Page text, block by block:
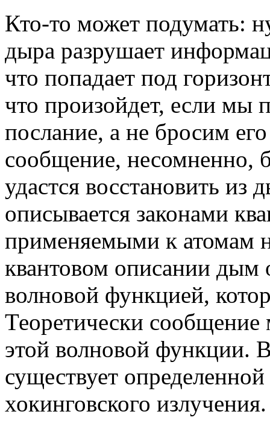
Кто-то может подумать:
дыра разрушает
что попадает под
что произойдет, если
послание, а не бросим
сообщение, несомненно,
удастся восстановить из
описывается законами
применяемыми к атомам
квантовом описании дым
волновой функцией,
Теоретически сообщение
этой волновой функции.
существует
хокинговского излучения.